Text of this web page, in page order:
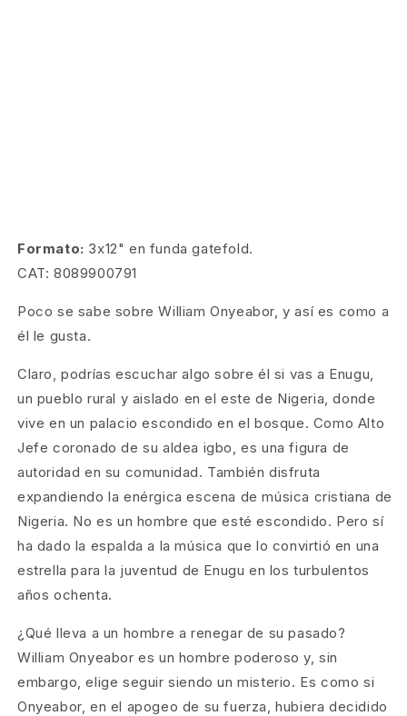
Formato: 3x12" en funda gatefold.
CAT: 8089900791
Poco se sabe sobre William Onyeabor, y así es como a
él le gusta.
Claro, podrías escuchar algo sobre él si vas a Enugu,
un pueblo rural y aislado en el este de Nigeria, donde
vive en un palacio escondido en el bosque. Como Alto
Jefe coronado de su aldea igbo, es una figura de
autoridad en su comunidad. También disfruta
expandiendo la enérgica escena de música cristiana de
Nigeria. No es un hombre que esté escondido. Pero sí
ha dado la espalda a la música que lo convirtió en una
estrella para la juventud de Enugu en los turbulentos
años ochenta.
¿Qué lleva a un hombre a renegar de su pasado?
William Onyeabor es un hombre poderoso y, sin
embargo, elige seguir siendo un misterio. Es como si
Onyeabor, en el apogeo de su fuerza, hubiera decidido